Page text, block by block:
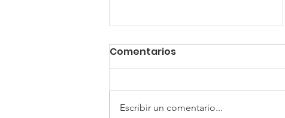
Comentarios
Escribir un comentario...